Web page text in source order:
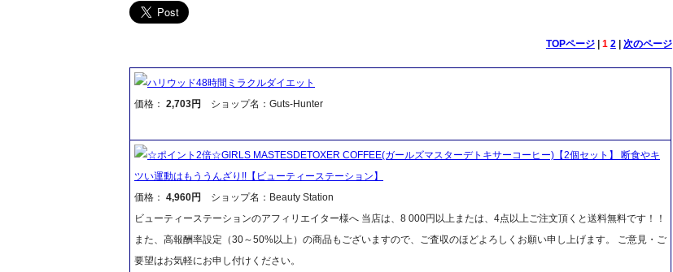
TOPページ| 1 2| 次のページ
ハリウッド48時間ミラクルダイエット
価格： 2,703円 ショップ名：Guts-Hunter
☆ポイント2倍☆GIRLS MASTESDETOXER COFFEE(ガールズマスターデトキサーコーヒー)【2個セット】 断食やキ
ツい運動はもううんざり!!【ビューティーステーション】
価格： 4,960円
ショップ名：Beauty Station
ビューティーステーションのアフィリエイター様へ 当店は、8 000円以上または、4点以上ご注文頂くと送料無料です！！
また、高報酬率設定（30～50%以上）の商品もございますので、ご査収のほどよろしくお願い申し上げます。 ご意見・ご
要望はお気軽にお申し付けください。